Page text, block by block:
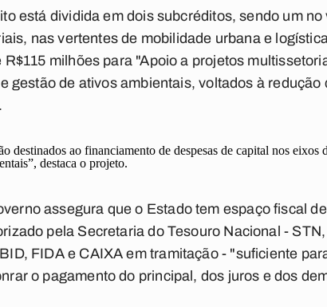
está dividida em dois subcréditos, sendo um
nas vertentes de mobilidade urbana e
R$115 milhões para "Apoio a projetos
gestão de ativos ambientais, voltados à
destinados ao financiamento de despesas de capital nos
destaca o projeto.
assegura que o Estado tem espaço fiscal
pela Secretaria do Tesouro Nacional -
FIDA e CAIXA em tramitação - "suficiente
o pagamento do principal, dos juros e dos